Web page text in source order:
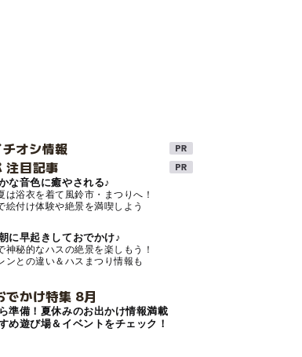
オシ情報
注目記事
な音色に癒やされる♪
は浴衣を着て風鈴市・まつりへ！
絵付け体験や絶景を満喫しよう
に早起きしておでかけ♪
神秘的なハスの絶景を楽しもう！
ンとの違い＆ハスまつり情報も
でかけ特集 8月
準備！夏休みのお出かけ情報満載
め遊び場＆イベントをチェック！